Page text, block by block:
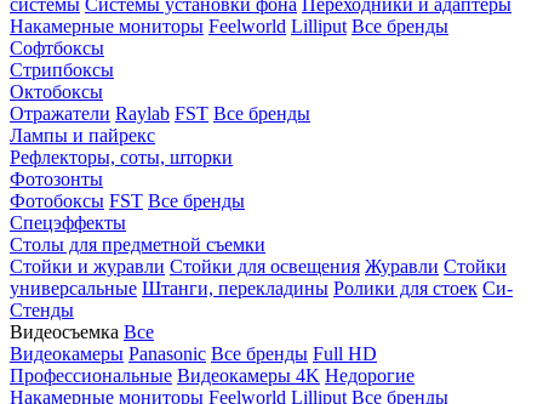
системы Системы установки фона Переходники и адаптеры
Накамерные мониторы Feelworld Lilliput Все бренды
Софтбоксы
Стрипбоксы
Октобоксы
Отражатели Raylab FST Все бренды
Лампы и пайрекс
Рефлекторы, соты, шторки
Фотозонты
Фотобоксы FST Все бренды
Спецэффекты
Столы для предметной съемки
Стойки и журавли Стойки для освещения Журавли Стойки
универсальные Штанги, перекладины Ролики для стоек Си-
Стенды
Видеосъемка Все
Видеокамеры Panasonic Все бренды Full HD
Профессиональные Видеокамеры 4K Недорогие
Накамерные мониторы Feelworld Lilliput Все бренды